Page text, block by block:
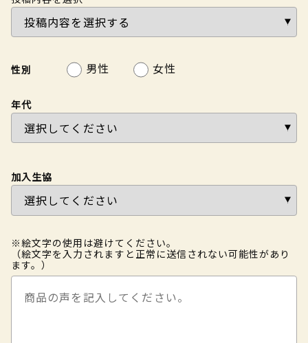
性別 男性 女性
年代
加入生協
※絵文字の使用は避けてください。
（絵文字を入力されますと正常に送信されない可能性があり
ます。）